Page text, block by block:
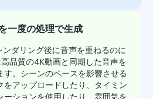
一度の処理で生成
ダリング後に音声を重ねるのに
品質の4K動画と同期した音声を
。シーンのペースを影響させる
をアップロードしたり、タイミン